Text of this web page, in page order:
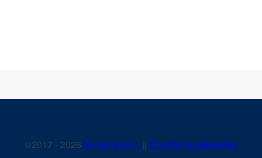
©2017 - 2026 la-mairie.com || Conditions générales